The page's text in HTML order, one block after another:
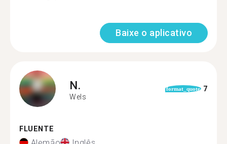
Baixe o aplicativo
N.
Wels
format_quote 7
FLUENTE